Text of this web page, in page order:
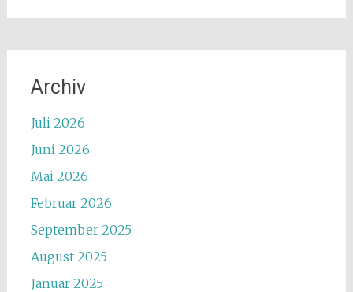
Archiv
Juli 2026
Juni 2026
Mai 2026
Februar 2026
September 2025
August 2025
Januar 2025